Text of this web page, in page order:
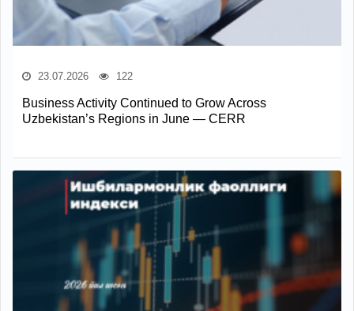
23.07.2026 122
Business Activity Continued to Grow Across
Uzbekistan’s Regions in June — CERR